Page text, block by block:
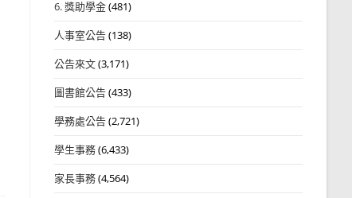
6. 獎助學金(481)
人事室公告(138)
公告來文(3,171)
圖書館公告(433)
學務處公告(2,721)
學生事務(6,433)
家長事務(4,564)